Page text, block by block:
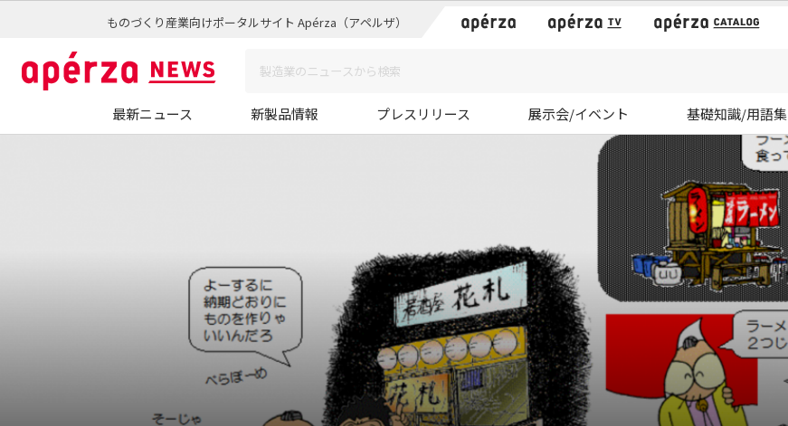
ものづくり産業向けポータルサイト Apérza（アペルザ）
最新ニュース 新製品情報 プレスリリース 展示会/イベント 基礎知識/用語集